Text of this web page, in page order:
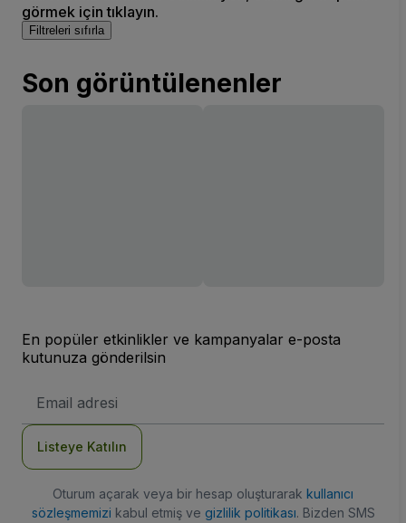
görmek için tıklayın.
Filtreleri sıfırla
Son görüntülenenler
En popüler etkinlikler ve kampanyalar e-posta
kutunuza gönderilsin
posta
Listeye Katılın
Oturum açarak veya bir hesap oluşturarak kullanıcı
sözleşmemizi kabul etmiş ve gizlilik politikası. Bizden SMS